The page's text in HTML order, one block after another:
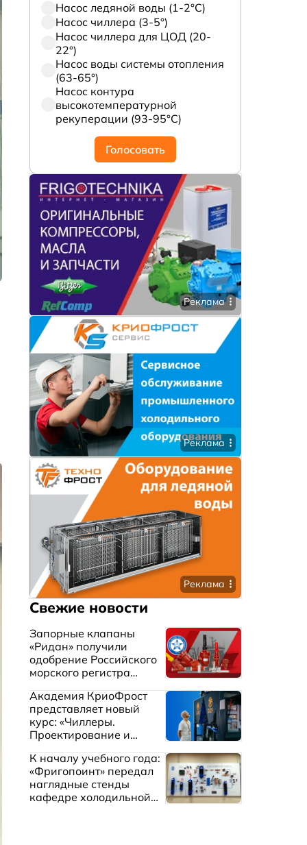
Насос ледяной воды (1-2°С)
Насос чиллера (3-5°)
Насос чиллера для ЦОД (20-
22°)
Насос воды системы отопления
(63-65°)
Насос контура
высокотемпературной
рекуперации (93-95°С)
Голосовать
Реклама
Реклама
Реклама
Свежие новости
Запорные клапаны
«Ридан» получили
одобрение Российского
морского регистра
Академия КриоФрост
представляет новый
курс: «Чиллеры.
Проектирование и
охлаждения жидкостей»
К началу учебного года:
«Фригопоинт» передал
наглядные стенды
кафедре холодильной